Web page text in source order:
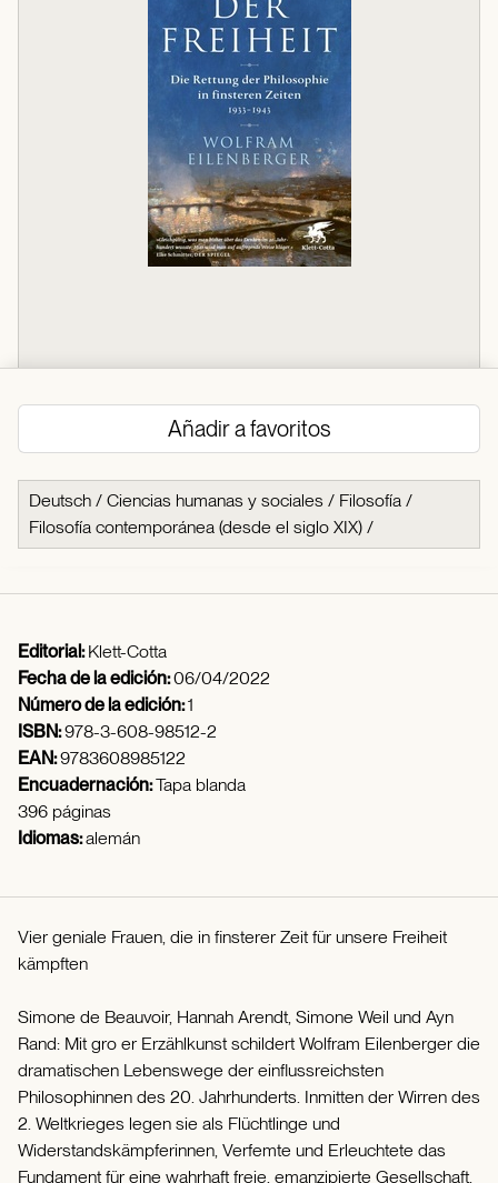
Añadir a favoritos
Deutsch / Ciencias humanas y sociales / Filosofía /
Filosofía contemporánea (desde el siglo XIX) /
Editorial:Klett-Cotta
Fecha de la edición:06/04/2022
Número de la edición:1
ISBN:978-3-608-98512-2
EAN:9783608985122
Encuadernación:Tapa blanda
396 páginas
Idiomas:alemán
Vier geniale Frauen, die in finsterer Zeit für unsere Freiheit
kämpften
Simone de Beauvoir, Hannah Arendt, Simone Weil und Ayn
Rand: Mit gro er Erzählkunst schildert Wolfram Eilenberger die
dramatischen Lebenswege der einflussreichsten
Philosophinnen des 20. Jahrhunderts. Inmitten der Wirren des
2. Weltkrieges legen sie als Flüchtlinge und
Widerstandskämpferinnen, Verfemte und Erleuchtete das
Fundament für eine wahrhaft freie, emanzipierte Gesellschaft.